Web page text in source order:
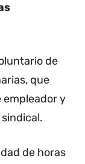
de
que
empleador y
de horas